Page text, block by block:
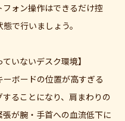
ォン操作はできるだけ控
で行いましょう。
いないデスク環境】
ボードの位置が高すぎる
ることになり、肩まわりの
が腕・手首への血流低下に